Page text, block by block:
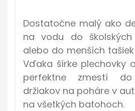
Dostatočne malý ako
na vodu do
alebo do menších
Vďaka šírke plechovky
perfektne zmestí do
držiakov na poháre v
na všetkých batohoch.